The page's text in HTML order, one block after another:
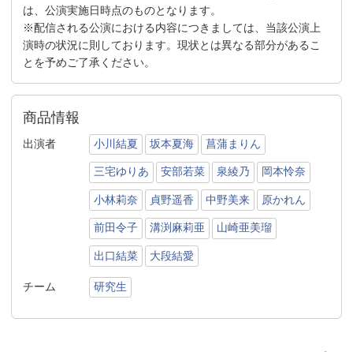
は、公演実施日時点のものとなります。
※配信される公演における内容につきましては、当該公演上
演時の状況に則しております。現状とは異なる部分があるこ
とを予めご了承ください。
商品情報
出演者 小川結夏 坂本夏海 菖蒲まりん
三宅ゆりあ 安部若菜 泉綾乃 岡本怜奈
小林莉奈 貞野遥香 中野美来 原かれん
前田令子 溝渕麻莉亜 山崎亜美瑠
出口結菜 大段結愛
チーム 研究生